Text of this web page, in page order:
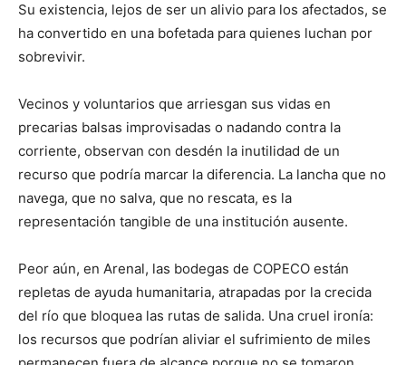
Su existencia, lejos de ser un alivio para los afectados, se
ha convertido en una bofetada para quienes luchan por
sobrevivir.
Vecinos y voluntarios que arriesgan sus vidas en
precarias balsas improvisadas o nadando contra la
corriente, observan con desdén la inutilidad de un
recurso que podría marcar la diferencia. La lancha que no
navega, que no salva, que no rescata, es la
representación tangible de una institución ausente.
Peor aún, en Arenal, las bodegas de COPECO están
repletas de ayuda humanitaria, atrapadas por la crecida
del río que bloquea las rutas de salida. Una cruel ironía:
los recursos que podrían aliviar el sufrimiento de miles